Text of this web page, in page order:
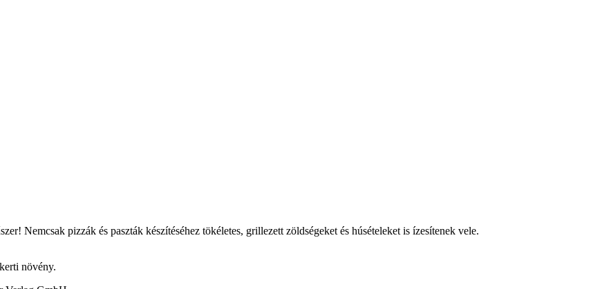
Nemcsak pizzák és paszták készítéséhez tökéletes, grillezett zöldségeket és húsételeket is ízesítenek vele.
növény.